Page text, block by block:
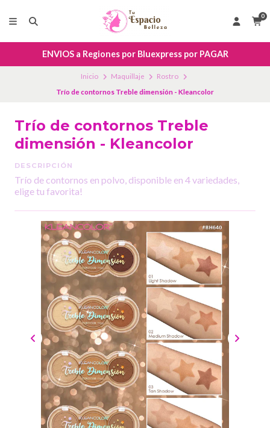
0
ENVIOS a Regiones por Bluexpress por PAGAR
Inicio Maquillaje
Rostro
Trío de contornos Treble dimensión - Kleancolor
Trío de contornos Treble
dimensión - Kleancolor
DESCRIPCIÓN
Trío de contornos en polvo, disponible en 4 variedades,
elige tu favorita!